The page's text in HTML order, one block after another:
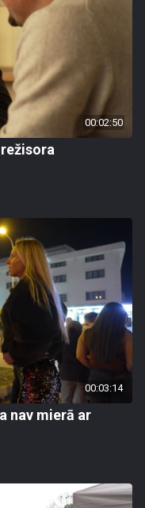
00:02:50
00:03:14
nav mierā ar